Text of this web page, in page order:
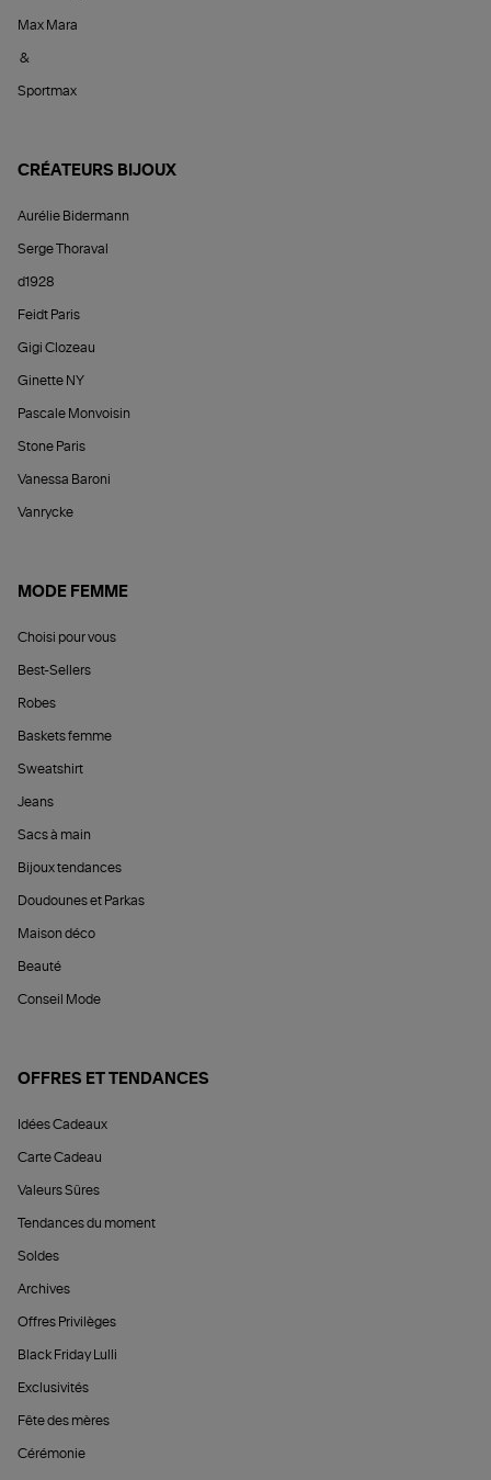
Max Mara
&
Sportmax
CRÉATEURS BIJOUX
Aurélie Bidermann
Serge Thoraval
d1928
Feidt Paris
Gigi Clozeau
Ginette NY
Pascale Monvoisin
Stone Paris
Vanessa Baroni
Vanrycke
MODE FEMME
Choisi pour vous
Best-Sellers
Robes
Baskets femme
Sweatshirt
Jeans
Sacs à main
Bijoux tendances
Doudounes et Parkas
Maison déco
Beauté
Conseil Mode
OFFRES ET TENDANCES
Idées Cadeaux
Carte Cadeau
Valeurs Sûres
Tendances du moment
Soldes
Archives
Offres Privilèges
Black Friday Lulli
Exclusivités
Fête des mères
Cérémonie